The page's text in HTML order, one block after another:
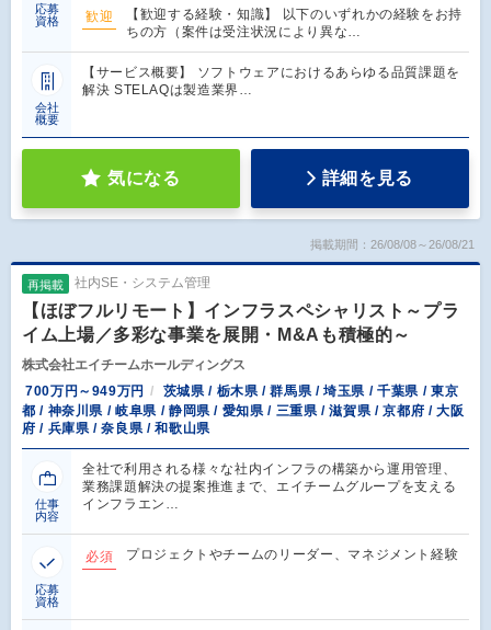
応募
資格
歓迎
【歓迎する経験・知識】 以下のいずれかの経験をお持
ちの方（案件は受注状況により異な…
会社
概要
【サービス概要】 ソフトウェアにおけるあらゆる品質課題を
解決 STELAQは製造業界…
気になる 詳細を見る
掲載期間：26/08/08～26/08/21
再掲載 社内SE・システム管理
【ほぼフルリモート】インフラスペシャリスト～プラ
イム上場／多彩な事業を展開・M&Aも積極的～
株式会社エイチームホールディングス
700万円～949万円
茨城県 / 栃木県 / 群馬県 / 埼玉県 / 千葉県 / 東京
都 / 神奈川県 / 岐阜県 / 静岡県 / 愛知県 / 三重県 / 滋賀県 / 京都府 / 大阪
府 / 兵庫県 / 奈良県 / 和歌山県
仕事
内容
全社で利用される様々な社内インフラの構築から運用管理、
業務課題解決の提案推進まで、エイチームグループを支える
インフラエン…
応募
資格
必須 プロジェクトやチームのリーダー、マネジメント経験